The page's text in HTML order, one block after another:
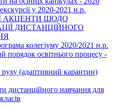
у 2020-2021 н.р.
АКЦЕНТИ ЩОДО
ДИСТАНЦІЙНОГО
колегіуму 2020/2021 н.р.
порядок освітнього процесу -
(адаптивний карантин)
дистанційного навчання для